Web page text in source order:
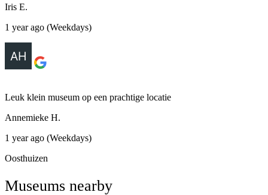
Iris E.
1 year ago (Weekdays)
Leuk klein museum op een prachtige locatie
Annemieke H.
1 year ago (Weekdays)
Oosthuizen
Museums nearby